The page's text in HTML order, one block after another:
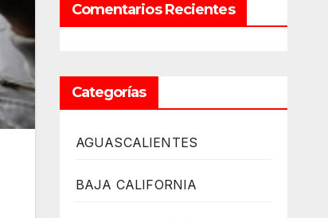
Comentarios Recientes
Categorías
AGUASCALIENTES
BAJA CALIFORNIA